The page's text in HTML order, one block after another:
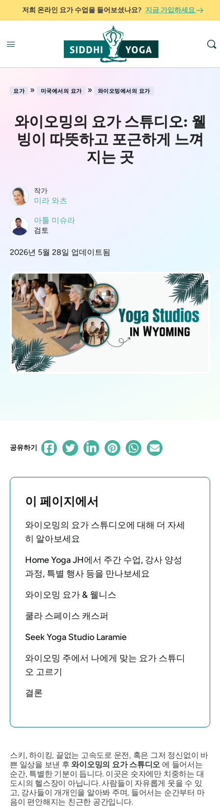
저희 온라인 요가 수업을 들어보셨나요? 지금 가입하세요
요가 » 미국에서의 요가 » 와이오밍에서의 요가
와이오밍의 요가 스튜디오: 웰
빙이 따뜻하고 포근하게 느껴
지는 곳
작가
미라 와츠
아툴 미슈라
검토
2026년 5월 28일 업데이트됨
공유하기
이 페이지에서
와이오밍의 요가 스튜디오에 대해 더 자세
히 알아보세요
Home Yoga JH에서 주간 수업, 강사 양성
과정, 특별 행사 등을 만나보세요
와이오밍 요가 & 웰니스
쿨라 스페이스 캐스퍼
Seek Yoga Studio Laramie
와이오밍 주에서 나에게 맞는 요가 스튜디
오 고르기
결론
스키, 하이킹, 끝없는 고속도로 운전, 혹은 그저 정신없이 바
쁜 일상을 보낸 후 와이오밍의 요가 스튜디오 에 들어서는
순간, 특별한 기분이 듭니다. 이곳은 숫자에만 치중하는 대
도시의 헬스장이 아닙니다. 사람들이 자유롭게 웃을 수 있
고, 강사들이 개개인을 알아봐 주며, 들어서는 순간부터 마
음이 편안해지는 친근한 공간입니다.